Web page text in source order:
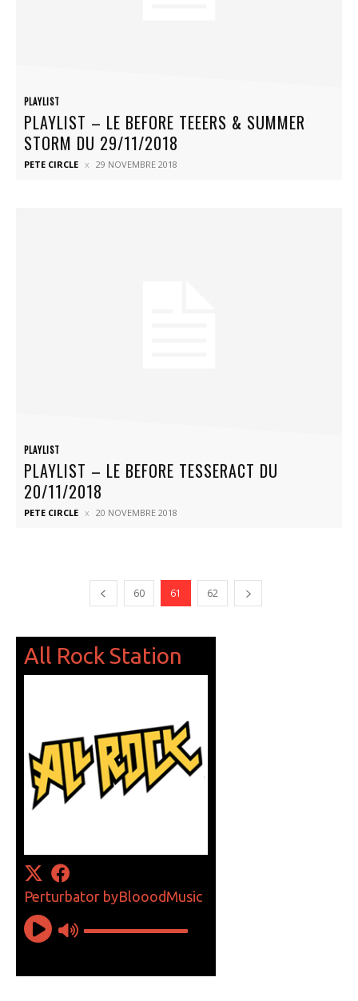
PLAYLIST
PLAYLIST – LE BEFORE TEEERS & SUMMER
STORM DU 29/11/2018
PETE CIRCLE 29 NOVEMBRE 2018
PLAYLIST
PLAYLIST – LE BEFORE TESSERACT DU
20/11/2018
PETE CIRCLE 20 NOVEMBRE 2018
60 61 62